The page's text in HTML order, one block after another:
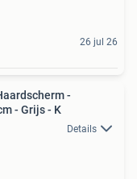
26 jul 26
-
- Grijs - K
Details